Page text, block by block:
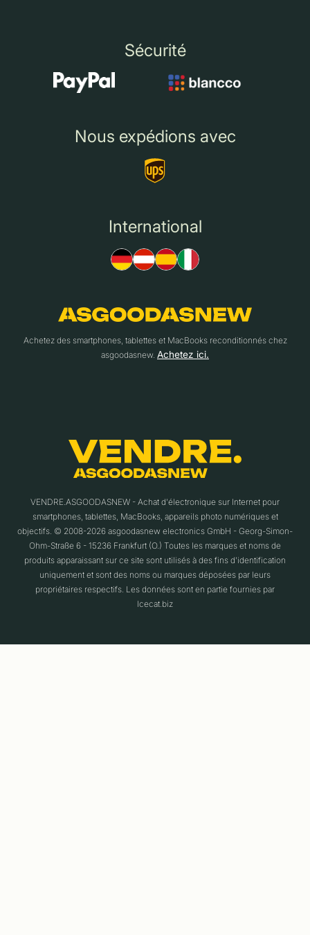
Sécurité
Nous expédions avec
International
Achetez des smartphones, tablettes et MacBooks reconditionnés chez
asgoodasnew. Achetez ici.
VENDRE.ASGOODASNEW - Achat d'électronique sur Internet pour
smartphones, tablettes, MacBooks, appareils photo numériques et
objectifs. © 2008-2026 asgoodasnew electronics GmbH - Georg-Simon-
Ohm-Straße 6 - 15236 Frankfurt (O.) Toutes les marques et noms de
produits apparaissant sur ce site sont utilisés à des fins d'identification
uniquement et sont des noms ou marques déposées par leurs
propriétaires respectifs. Les données sont en partie fournies par
Icecat.biz